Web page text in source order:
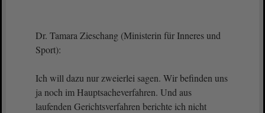
Dr. Tamara Zieschang (Ministerin für Inneres und
Sport):
Ich will dazu nur zweierlei sagen. Wir befinden uns
ja noch im Hauptsacheverfahren. Und aus
laufenden Gerichtsverfahren berichte ich nicht